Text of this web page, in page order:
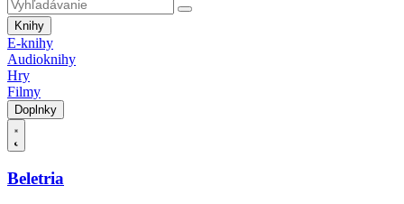
Knihy
E-knihy
Audioknihy
Hry
Filmy
Doplnky
Beletria